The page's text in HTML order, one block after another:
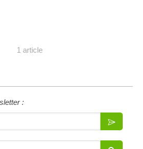
1 article
: